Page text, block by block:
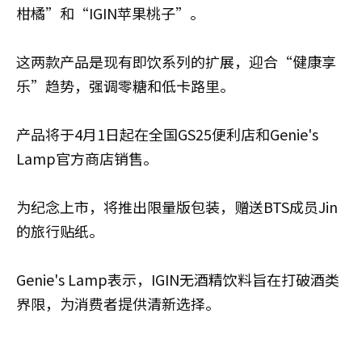
柑橘”和“IGIN苹果桃子”。
这两款产品是现有即饮系列的扩展，迎合“健康享
乐”趋势，强调零糖和低卡路里。
产品将于4月1日起在全国GS25便利店和Genie's
Lamp官方商店销售。
为纪念上市，将推出限量版包装，赠送BTS成员Jin
的旅行贴纸。
Genie's Lamp表示，IGIN无酒精饮料旨在打破酒类
界限，为消费者提供清新选择。